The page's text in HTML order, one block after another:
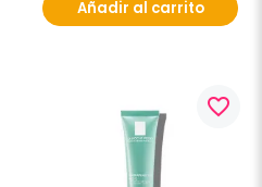
Añadir al carrito
favorite_border